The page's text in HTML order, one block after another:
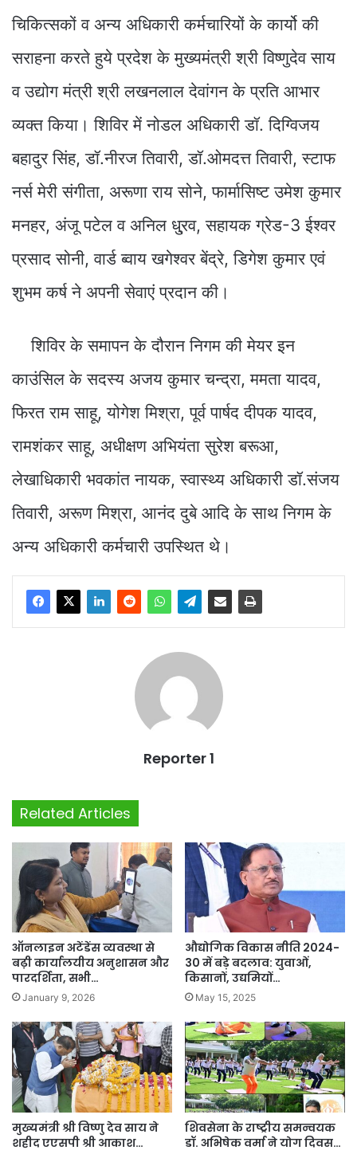
चिकित्सकों व अन्य अधिकारी कर्मचारियों के कार्यो की
सराहना करते हुये प्रदेश के मुख्यमंत्री श्री विष्णुदेव साय
व उद्योग मंत्री श्री लखनलाल देवांगन के प्रति आभार
व्यक्त किया। शिविर में नोडल अधिकारी डॉ. दिग्विजय
बहादुर सिंह, डॉ.नीरज तिवारी, डॉ.ओमदत्त तिवारी, स्टाफ
नर्स मेरी संगीता, अरूणा राय सोने, फार्मासिष्ट उमेश कुमार
मनहर, अंजू पटेल व अनिल धु्रव, सहायक ग्रेड-3 ईश्वर
प्रसाद सोनी, वार्ड ब्वाय खगेश्वर बेंद्रे, डिगेश कुमार एवं
शुभम कर्ष ने अपनी सेवाएं प्रदान की।
शिविर के समापन के दौरान निगम की मेयर इन
काउंसिल के सदस्य अजय कुमार चन्द्रा, ममता यादव,
फिरत राम साहू, योगेश मिश्रा, पूर्व पार्षद दीपक यादव,
रामशंकर साहू, अधीक्षण अभियंता सुरेश बरूआ,
लेखाधिकारी भवकांत नायक, स्वास्थ्य अधिकारी डॉ.संजय
तिवारी, अरूण मिश्रा, आनंद दुबे आदि के साथ निगम के
अन्य अधिकारी कर्मचारी उपस्थित थे।
Reporter 1
Related Articles
ऑनलाइन अटेंडेंस व्यवस्था से
बढ़ी कार्यालयीय अनुशासन और
पारदर्शिता, सभी…
January 9, 2026
औद्योगिक विकास नीति 2024-
30 में बड़े बदलाव: युवाओं,
किसानों, उद्यमियों…
May 15, 2025
मुख्यमंत्री श्री विष्णु देव साय ने
शहीद एएसपी श्री आकाश…
शिवसेना के राष्ट्रीय समन्वयक
डॉ. अभिषेक वर्मा ने योग दिवस…